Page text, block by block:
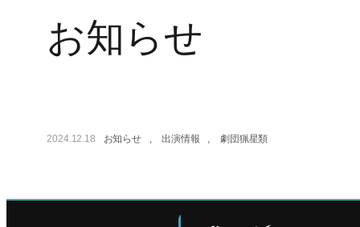
お知らせ
2024.12.18 お知らせ , 出演情報 , 劇団猟星類